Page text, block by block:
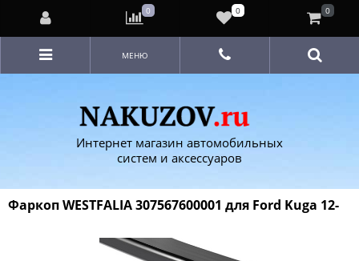
Интернет магазин автомобильных
систем и аксессуаров
МЕНЮ
Фаркоп WESTFALIA 307567600001 для Ford Kuga 12-
0 0 0